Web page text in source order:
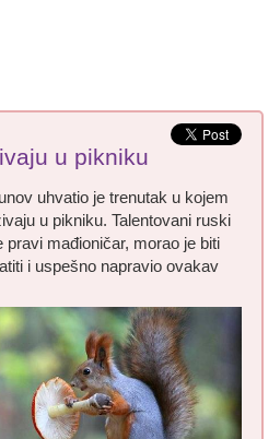
u pikniku
uhvatio je trenutak u kojem
u pikniku. Talentovani ruski
pravi mađioničar, morao je biti
i uspešno napravio ovakav